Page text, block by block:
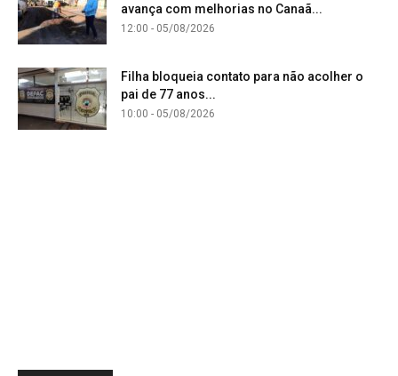
avança com melhorias no Canaã...
12:00 - 05/08/2026
Filha bloqueia contato para não acolher o
pai de 77 anos...
10:00 - 05/08/2026